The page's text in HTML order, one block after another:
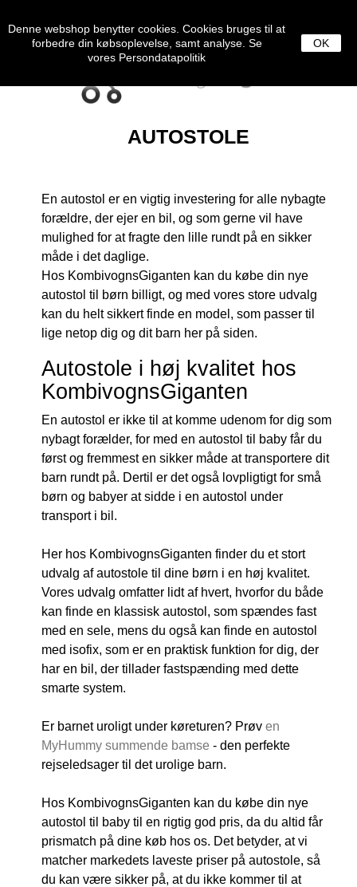
AUTOSTOLE
En autostol er en vigtig investering for alle nybagte
forældre, der ejer en bil, og som gerne vil have
mulighed for at fragte den lille rundt på en sikker
måde i det daglige.
Hos KombivognsGiganten kan du købe din nye
autostol til børn billigt, og med vores store udvalg
kan du helt sikkert finde en model, som passer til
lige netop dig og dit barn her på siden.
Autostole i høj kvalitet hos
KombivognsGiganten
En autostol er ikke til at komme udenom for dig som
nybagt forælder, for med en autostol til baby får du
først og fremmest en sikker måde at transportere dit
barn rundt på. Dertil er det også lovpligtigt for små
børn og babyer at sidde i en autostol under
transport i bil.
Her hos KombivognsGiganten finder du et stort
udvalg af autostole til dine børn i en høj kvalitet.
Vores udvalg omfatter lidt af hvert, hvorfor du både
kan finde en klassisk autostol, som spændes fast
med en sele, mens du også kan finde en autostol
med isofix, som er en praktisk funktion for dig, der
har en bil, der tillader fastspænding med dette
smarte system.
Er barnet uroligt under køreturen? Prøv en
MyHummy summende bamse - den perfekte
rejseledsager til det urolige barn.
Hos KombivognsGiganten kan du købe din nye
autostol til baby til en rigtig god pris, da du altid får
prismatch på dine køb hos os. Det betyder, at vi
matcher markedets laveste priser på autostole, så
du kan være sikker på, at du ikke kommer til at
Denne webshop benytter cookies. Cookies bruges til at
forbedre din købsoplevelse, samt analyse. Se
vores Persondatapolitik
OK